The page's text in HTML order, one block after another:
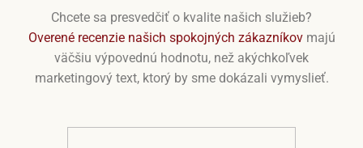
Chcete sa presvedčiť o kvalite našich služieb?
Overené recenzie našich spokojných zákazníkovmajú
väčšiu výpovednú hodnotu, než akýchkoľvek
marketingový text, ktorý by sme dokázali vymyslieť.